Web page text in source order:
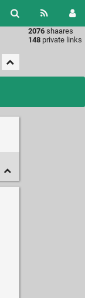
2076 shaares
148 private links